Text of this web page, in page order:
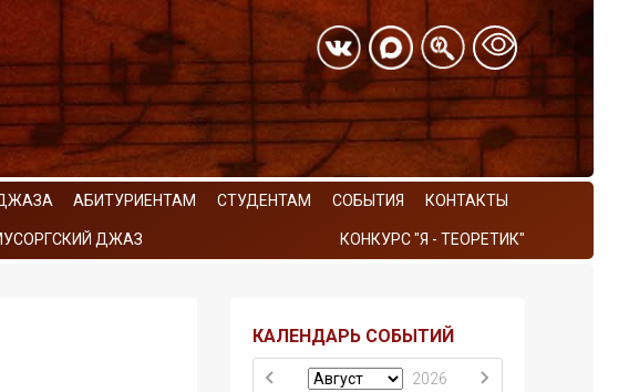
АБИТУРИЕНТАМ СТУДЕНТАМ СОБЫТИЯ КОНТАКТЫ
ДЖАЗ КОНКУРС "Я - ТЕОРЕТИК"
КАЛЕНДАРЬ СОБЫТИЙ
2026